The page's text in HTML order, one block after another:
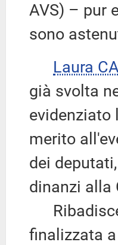
AVS) – pur
sono
Laura
già svolta
evidenziato
merito
dei
dinanzi alla
finalizzata